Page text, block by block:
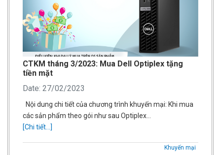
CTKM tháng 3/2023: Mua Dell Optiplex tặng
tiền mặt
Date: 27/02/2023
Nội dung chi tiết của chương trình khuyến mại: Khi mua
các sản phẩm theo gói như sau Optiplex…
[Chi tiết...]
Khuyến mại